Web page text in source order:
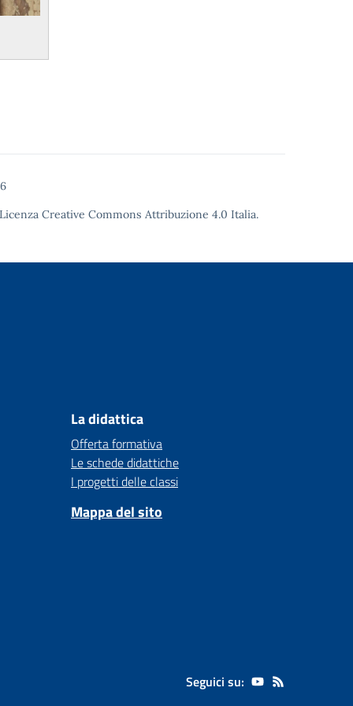
Licenza Creative Commons Attribuzione 4.0 Italia.
La didattica
Offerta formativa
Le schede didattiche
I progetti delle classi
Mappa del sito
Seguici su: